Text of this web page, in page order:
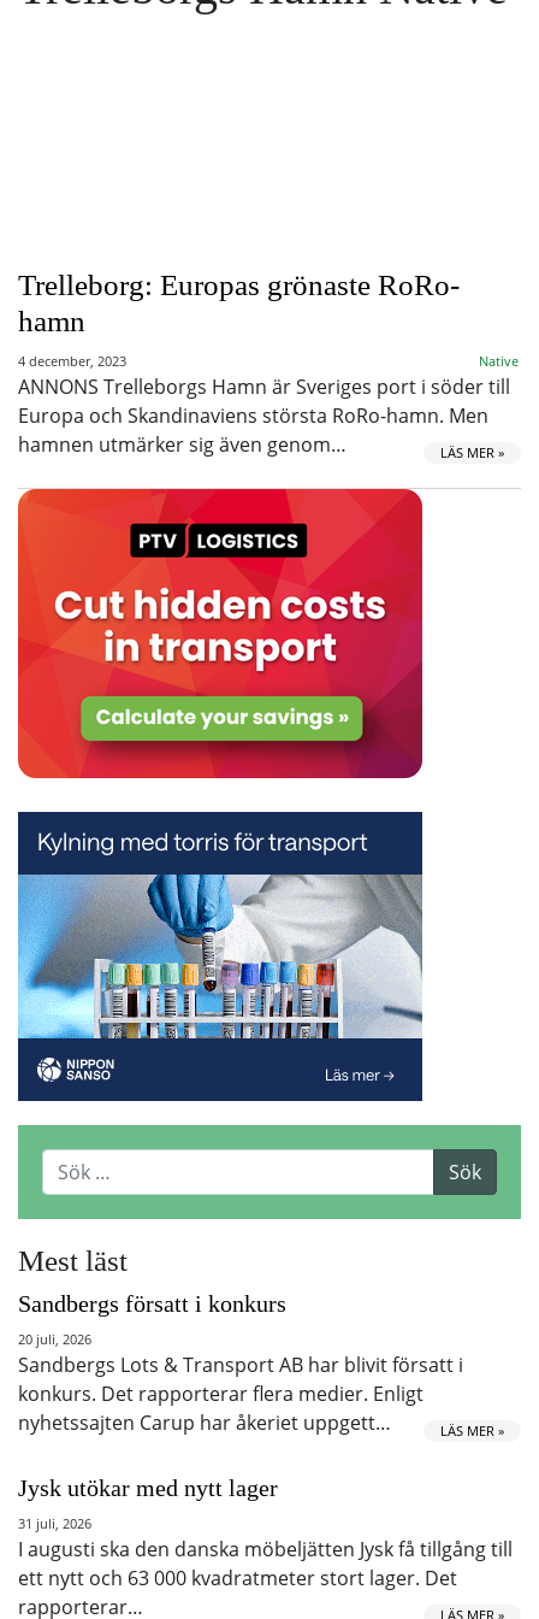
Trelleborg: Europas grönaste RoRo-
hamn
4 december, 2023 Native
ANNONS Trelleborgs Hamn är Sveriges port i söder till
Europa och Skandinaviens största RoRo-hamn. Men
hamnen utmärker sig även genom…
LÄS MER »
Mest läst
Sandbergs försatt i konkurs
20 juli, 2026
Sandbergs Lots & Transport AB har blivit försatt i
konkurs. Det rapporterar flera medier. Enligt
nyhetssajten Carup har åkeriet uppgett…
LÄS MER »
Jysk utökar med nytt lager
31 juli, 2026
I augusti ska den danska möbeljätten Jysk få tillgång till
ett nytt och 63 000 kvadratmeter stort lager. Det
rapporterar…
LÄS MER »